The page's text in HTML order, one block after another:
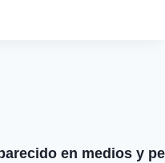
en medios y